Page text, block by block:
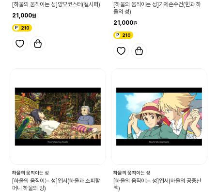
[하울의 움직이는 성]양모코스터(캘시퍼)
21,000
210
[하울의 움직이는 성]가제손수건(힌과 하
울의 성)
21,000
210
하울의 움직이는 성
[하울의 움직이는 성]엽서(하울과 소피할
머니 하울의 방)
하울의 움직이는 성
[하울의 움직이는 성]엽서(하울의 공중산
책)